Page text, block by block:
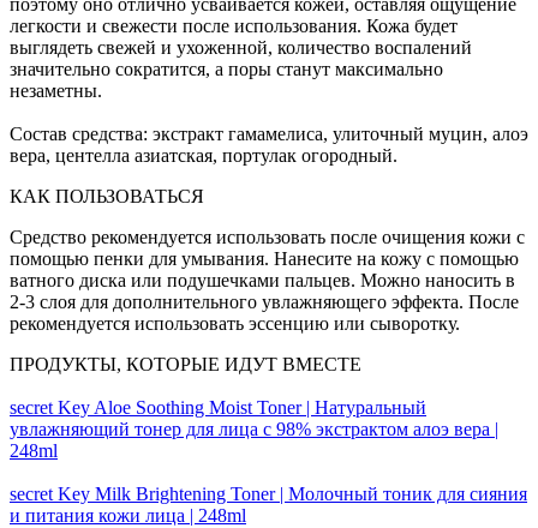
поэтому оно отлично усваивается кожей, оставляя ощущение
легкости и свежести после использования. Кожа будет
выглядеть свежей и ухоженной, количество воспалений
значительно сократится, а поры станут максимально
незаметны.
Состав средства: экстракт гамамелиса, улиточный муцин, алоэ
вера, центелла азиатская, портулак огородный.
КАК ПОЛЬЗОВАТЬСЯ
Средство рекомендуется использовать после очищения кожи с
помощью пенки для умывания. Нанесите на кожу с помощью
ватного диска или подушечками пальцев. Можно наносить в
2-3 слоя для дополнительного увлажняющего эффекта. После
рекомендуется использовать эссенцию или сыворотку.
ПРОДУКТЫ, КОТОРЫЕ ИДУТ ВМЕСТЕ
secret Key Aloe Soothing Moist Toner | Натуральный
увлажняющий тонер для лица с 98% экстрактом алоэ вера |
248ml
secret Key Milk Brightening Toner | Молочный тоник для сияния
и питания кожи лица | 248ml